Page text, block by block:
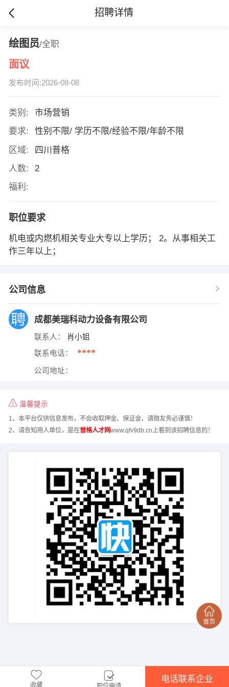
招聘详情
绘图员/全职
面议
发布时间:2026-08-08
类别:
市场营销
要求:
性别不限/ 学历不限/经验不限/年龄不限
区域:
四川普格
人数:
2
福利:
职位要求
机电或内燃机相关专业大专以上学历； 2。从事相关工
作三年以上；
公司信息
成都美瑞科动力设备有限公司
联系人： 肖小姐
联系电话： ****
公司地址：
温馨提示
1、本平台仅供信息发布，不会收取押金、保证金，请微友务必谨慎！
2、请告知用人单位，是在普格人才网www.qfv9db.cn上看到该招聘信息的！
收藏
电话联系企业